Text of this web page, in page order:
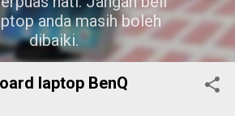
anda masih boleh
dibaiki.
laptop BenQ